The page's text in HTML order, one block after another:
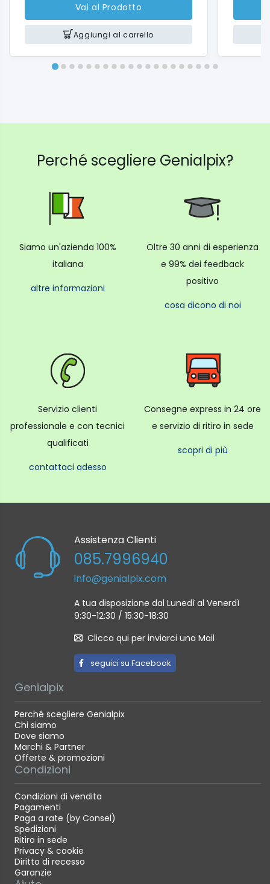
Vai al Prodotto
Aggiungi al carrello
Perché scegliere Genialpix?
Siamo un'azienda 100%
italiana
altre informazioni
Oltre 30 anni di esperienza
e 99% dei feedback
positivo
cosa dicono di noi
Servizio clienti
professionale e con tecnici
qualificati
contattaci adesso
Consegne express in 24 ore
e servizio di ritiro in sede
scopri di più
Assistenza Clienti
085.7996940
info@genialpix.com
A tua disposizione dal Lunedì al Venerdì
9:30-12:30 / 15:30-18:30
Clicca qui per inviarci una Mail
seguici su Facebook
Genialpix
Perché scegliere Genialpix
Chi siamo
Dove siamo
Marchi & Partner
Offerte & promozioni
Condizioni
Condizioni di vendita
Pagamenti
Paga a rate (by Consel)
Spedizioni
Ritiro in sede
Privacy & cookie
Diritto di recesso
Garanzie